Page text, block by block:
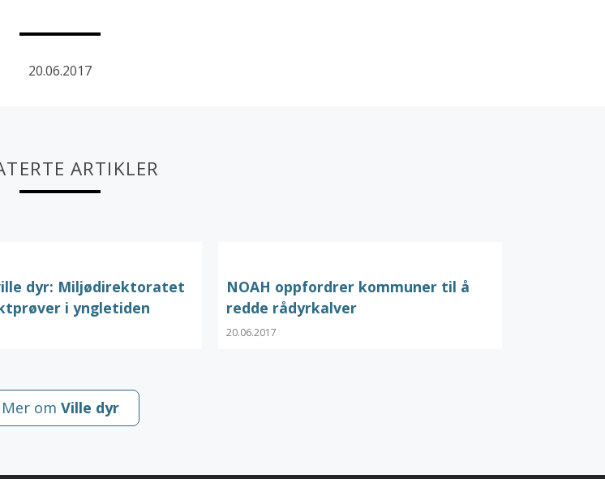
20.06.2017
ARTIKLER
dyr: Miljødirektoratet
i yngletiden
NOAH oppfordrer kommuner til å
redde rådyrkalver
20.06.2017
Mer om Ville dyr